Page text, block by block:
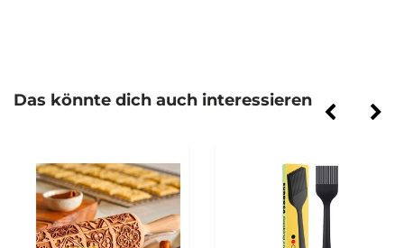
Das könnte dich auch interessieren